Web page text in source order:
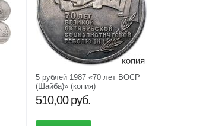
5 рублей 1987 «70 лет ВОСР
(Шайба)» (копия)
510,00 руб.